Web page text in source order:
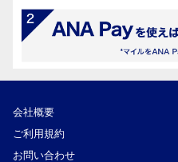
会社概要
ご利用規約
お問い合わせ